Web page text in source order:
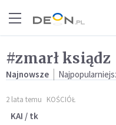
#zmarł ksiądz
Najnowsze
2 lata temu KOŚCIÓŁ
KAI / tk